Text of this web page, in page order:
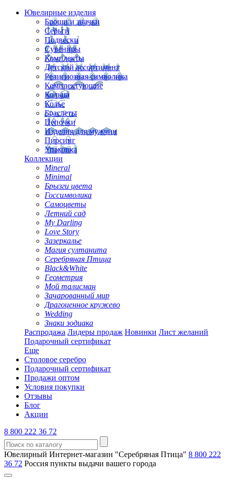
Ювелирные изделия
Броши и значки
Серьги
Подвески
Сувениры
Комплекты
Детский ассортимент
Религиозная символика
Комплектующие
Кольца
Колье
Браслеты
Цепочки
Изделия для мужчин
Пирсинг
Упаковка
Коллекции
Mineral
Minimal
Брызги цвета
Госсимволика
Самоцветы
Летний сад
My Darling
Love Story
Зазеркалье
Магия султанита
Серебряная Птица
Black&White
Геометрия
Мой талисман
Зачарованный мир
Драгоценное кружево
Wedding
Знаки зодиака
Распродажа Лидеры продаж Новинки Лист желаний
Подарочный сертификат
Еще
Столовое серебро
Подарочный сертификат
Продажи оптом
Условия покупки
Отзывы
Блог
Акции
8 800 222 36 72
Ювелирный Интернет-магазин "Серебряная Птица" 8 800 222
36 72 Россия пункты выдачи вашего города